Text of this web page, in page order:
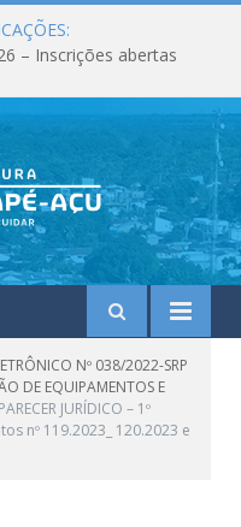
– Inscrições abertas
Nº 038/2022-SRP
DE EQUIPAMENTOS E
JURÍDICO – 1º
nº 119.2023_ 120.2023 e